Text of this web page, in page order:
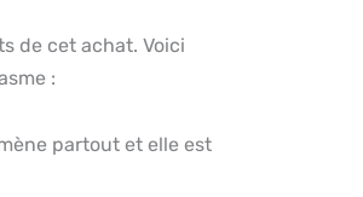
de cet achat. Voici
:
partout et elle est